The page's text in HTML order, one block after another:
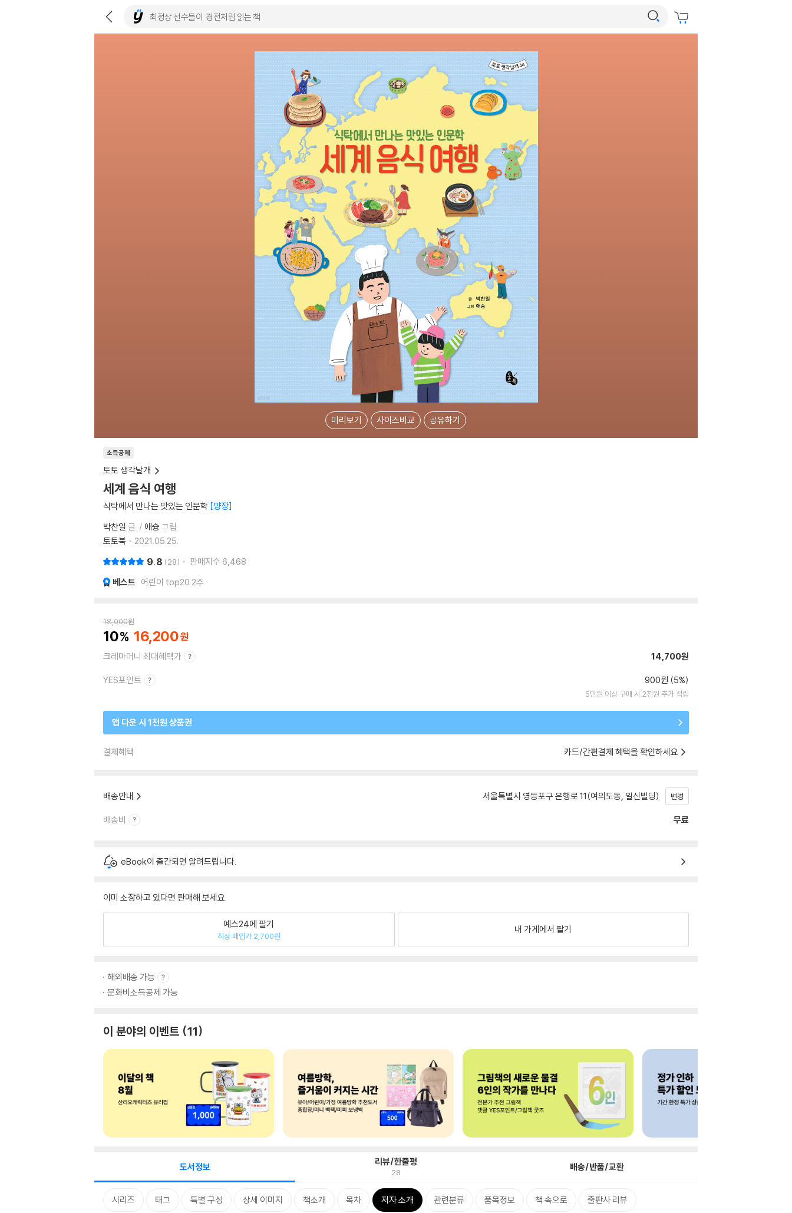
미리보기 사이즈비교 공유하기
소득공제
토토 생각날개
세계 음식 여행
식탁에서 만나는 맛있는 인문학 양장
박찬일 글 애슝 그림
토토북
2021.05.25.
9.8 28 판매지수 6,468
베스트 어린이 top20 2주
18,000원
10 16,200
크레마머니 최대혜택가 14,700원
YES포인트 900원 (5%)
5만원 이상 구매 시 2천원 추가 적립
앱 다운 시 1천원 상품권
결제혜택 카드/간편결제 혜택을 확인하세요
배송안내 서울특별시 영등포구 은행로 11(여의도동, 일신빌딩) 변경
배송비 무료
eBook이 출간되면 알려드립니다.
이미 소장하고 있다면 판매해 보세요.
예스24에 팔기
최상 매입가 2,700원
내 가게에서 팔기
해외배송 가능
문화비소득공제 가능
이 분야의 이벤트 11
도서정보 리뷰/한줄평
28 배송/반품/교환
시리즈 태그 특별 구성 상세 이미지 책소개 목차 저자 소개 관련분류 품목정보 책 속으로 출판사 리뷰